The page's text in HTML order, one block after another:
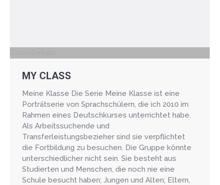
MY CLASS
Meine Klasse Die Serie Meine Klasse ist eine
Porträtserie von Sprachschülern, die ich 2010 im
Rahmen eines Deutschkurses unterrichtet habe.
Als Arbeitssuchende und
Transferleistungsbezieher sind sie verpflichtet
die Fortbildung zu besuchen. Die Gruppe könnte
unterschiedlicher nicht sein. Sie besteht aus
Studierten und Menschen, die noch nie eine
Schule besucht haben; Jungen und Alten; Eltern,